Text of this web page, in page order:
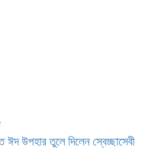
ঈদ উপহার তুলে দিলেন স্বেচ্ছাসেবী